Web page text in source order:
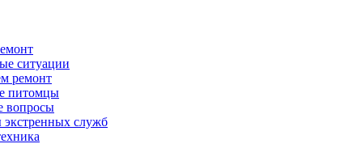
ситуации
ремонт
питомцы
вопросы
служб